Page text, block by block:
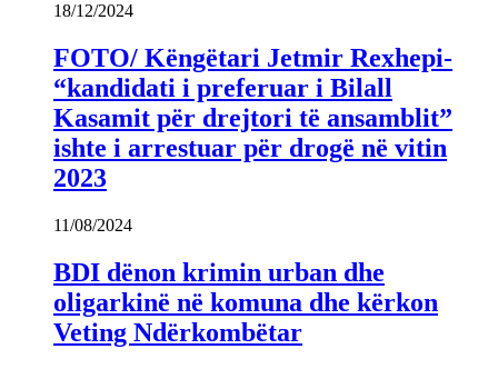
18/12/2024
FOTO/ Këngëtari Jetmir Rexhepi-
“kandidati i preferuar i Bilall
Kasamit për drejtori të ansamblit”
ishte i arrestuar për drogë në vitin
2023
11/08/2024
BDI dënon krimin urban dhe
oligarkinë në komuna dhe kërkon
Veting Ndërkombëtar